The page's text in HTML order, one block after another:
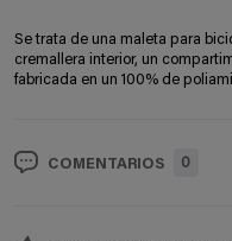
Se trata de una maleta para
cremallera interior, un c
fabricada en un 100% de
COMENTARIOS 0